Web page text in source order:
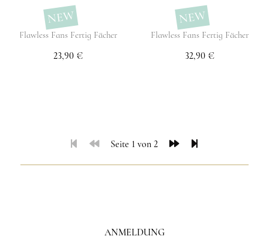
NEW
Flawless Fans Fertig Fächer
23,90 €
NEW
Flawless Fans Fertig Fächer
32,90 €
Seite 1 von 2
ANMELDUNG